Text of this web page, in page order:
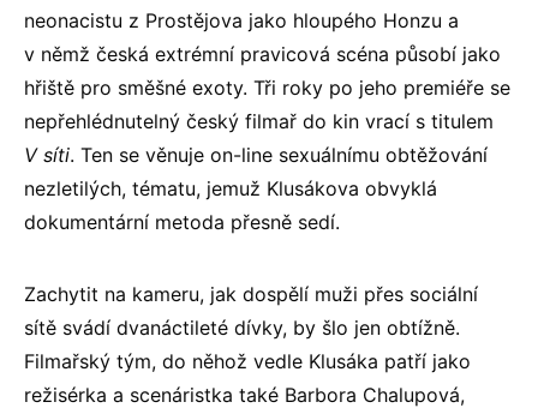
neonacistu z Prostějova jako hloupého Honzu a
v němž česká extrémní pravicová scéna působí jako
hřiště pro směšné exoty. Tři roky po jeho premiéře se
nepřehlédnutelný český filmař do kin vrací s titulem
V síti. Ten se věnuje on-line sexuálnímu obtěžování
nezletilých, tématu, jemuž Klusákova obvyklá
dokumentární metoda přesně sedí.
Zachytit na kameru, jak dospělí muži přes sociální
sítě svádí dvanáctileté dívky, by šlo jen obtížně.
Filmařský tým, do něhož vedle Klusáka patří jako
režisérka a scenáristka také Barbora Chalupová,